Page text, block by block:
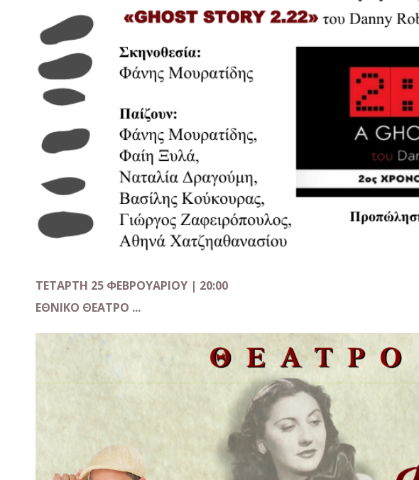
ΤΕΤΑΡΤΗ 25 ΦΕΒΡΟΥΑΡΙΟΥ | 20:00
ΕΘΝΙΚΟ ΘΕΑΤΡΟ ...